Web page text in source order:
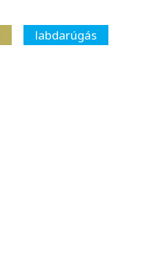
labdarúgás